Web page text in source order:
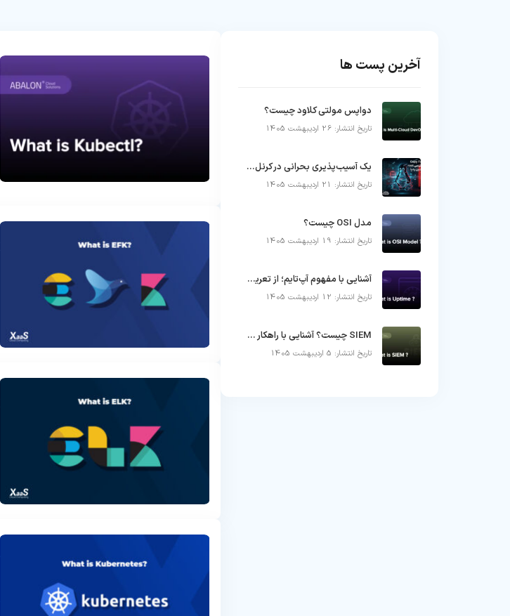
آخرین پست ها
دواپس مولتی کلاود چیست؟
تاریخ انتشار: 26 اردیبهشت 1405
یک آسیب‌پذیری بحرانی در کرنل لینوکس که می‌تواند کنترل زیرساخت را در چند ثانیه از دست خارج کند
تاریخ انتشار: 21 اردیبهشت 1405
مدل OSI چیست؟
تاریخ انتشار: 19 اردیبهشت 1405
آشنایی با مفهوم آپ‌تایم؛ از تعریف تا دلایل قطعی سرور
تاریخ انتشار: 12 اردیبهشت 1405
SIEM چیست؟ آشنایی با راهکار مدیریت اطلاعات و رویدادهای امنیتی
تاریخ انتشار: 5 اردیبهشت 1405